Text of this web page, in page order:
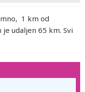
1 km od
udaljen 65 km. Svi